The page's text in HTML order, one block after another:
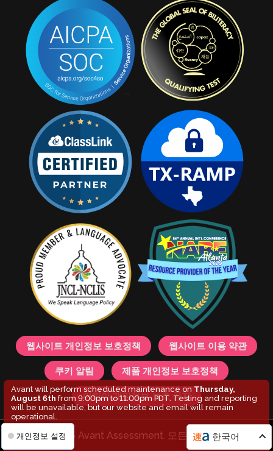
한국어
개인정보 설정
웹사이트 개인정보 보호정책 웹사이트 이용 약관
쿠키 알림 제품 개인정보 보호정책
어린이 개인정보 보호 공지
© 2026 Avant Assessment. 모든 권리 보유.
Avant will perform scheduled maintenance on Thursday,
August 6th from 9:00pm to 11:00pm PDT. Testing and reporting
will be unavailable, but our website and email will remain
operational.